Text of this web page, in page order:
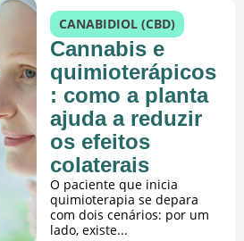
CANABIDIOL (CBD)
Cannabis e
quimioterápicos
: como a planta
ajuda a reduzir
os efeitos
colaterais
O paciente que inicia
quimioterapia se depara
com dois cenários: por um
lado, existe...